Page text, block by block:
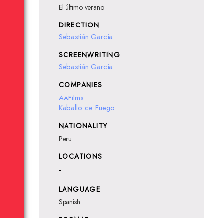
El último verano
DIRECTION
Sebastián García
SCREENWRITING
Sebastián García
COMPANIES
AAFilms
Kaballo de Fuego
NATIONALITY
Peru
LOCATIONS
-
LANGUAGE
Spanish